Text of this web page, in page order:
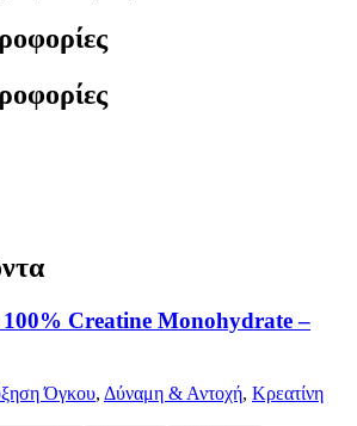
Creatine Monohydrate –
Όγκου, Δύναμη & Αντοχή, Κρεατίνη